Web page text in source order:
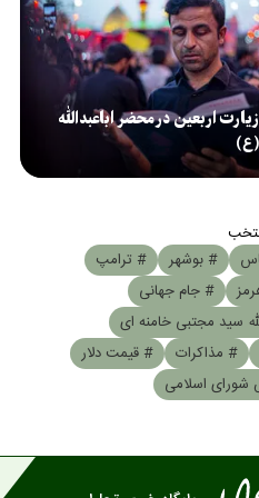
اربعین در محضر اباعبدالله
# بوشهر
# ترامپ
# جام جهانی
سید مجتبی خامنه ای
# مذاکرات
# قیمت دلار
اسلامی